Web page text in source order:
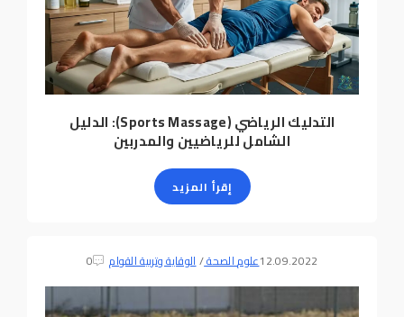
التدليك الرياضي (Sports Massage): الدليل
الشامل للرياضيين والمدربين
إقرأ المزيد
12.09.2022علوم الصحة/الوقاية وتربية القوام 0